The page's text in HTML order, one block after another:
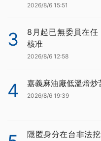
2026/8/6 15:51
3
8月起已無委員在
核准
2026/8/6 12:58
4 嘉義麻油廠低溫焙
2026/8/6 19:39
隱匿身分在台非法